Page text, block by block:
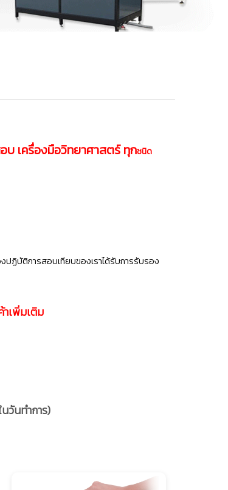
บ เครื่องมือวิทยาศาสตร์ ทุกชนิด
ฏิบัติการสอบเทียบของเราได้รับการรับรอง
เพิ่มเติม
วันทำการ)